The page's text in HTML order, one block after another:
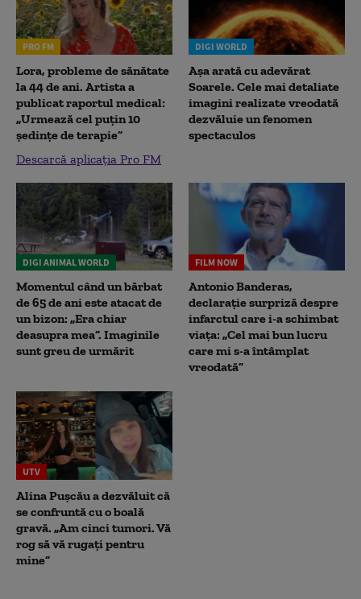
PRO FM
Lora, probleme de sănătate
la 44 de ani. Artista a
publicat raportul medical:
„Urmează cel puțin 10
ședințe de terapie”
Descarcă aplicația Pro FM
DIGI WORLD
Așa arată cu adevărat
Soarele. Cele mai detaliate
imagini realizate vreodată
dezvăluie un fenomen
spectaculos
DIGI ANIMAL WORLD
Momentul când un bărbat
de 65 de ani este atacat de
un bizon: „Era chiar
deasupra mea”. Imaginile
sunt greu de urmărit
FILM NOW
Antonio Banderas,
declarație surpriză despre
infarctul care i-a schimbat
viața: „Cel mai bun lucru
care mi s-a întâmplat
vreodată”
UTV
Alina Pușcău a dezvăluit că
se confruntă cu o boală
gravă. „Am cinci tumori. Vă
rog să vă rugați pentru
mine”